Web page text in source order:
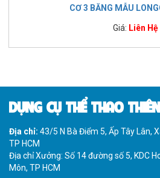
CƠ 3 BĂNG MẪU
Giá: Liên Hệ
DỤNG CỤ THỂ THAO
Địa chỉ: 43/5 N Bà Điểm 5, Ấp Tây Lân,
TP HCM
Địa chỉ Xưởng: Số 14 đường số 5, KDC
Môn, TP HCM